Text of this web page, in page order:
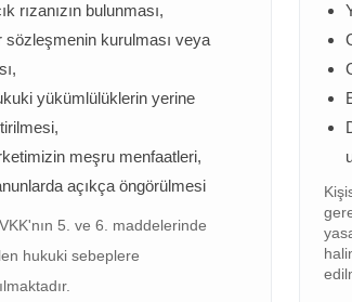
rızanızın bulunması,
sözleşmenin kurulması veya
yükümlülüklerin yerine
meşru menfaatleri,
açıkça öngörülmesi
5. ve 6. maddelerinde
hukuki sebeplere